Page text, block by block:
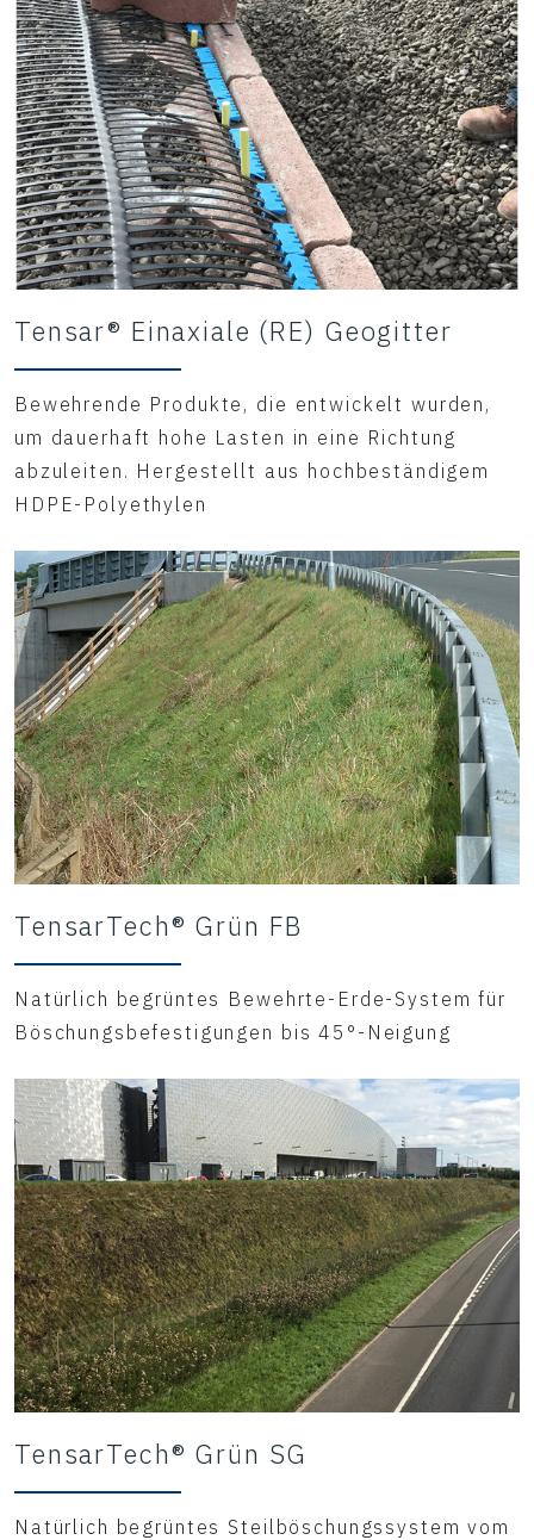
Tensar® Einaxiale (RE) Geogitter
Bewehrende Produkte, die entwickelt wurden,
um dauerhaft hohe Lasten in eine Richtung
abzuleiten. Hergestellt aus hochbeständigem
HDPE-Polyethylen
TensarTech® Grün FB
Natürlich begrüntes Bewehrte-Erde-System für
Böschungsbefestigungen bis 45°-Neigung
TensarTech® Grün SG
Natürlich begrüntes Steilböschungssystem vom